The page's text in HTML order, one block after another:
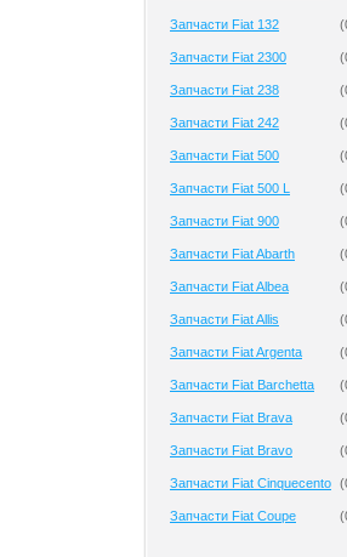
Запчасти Fiat 132 (
Запчасти Fiat 2300 (
Запчасти Fiat 238 (
Запчасти Fiat 242 (
Запчасти Fiat 500 (
Запчасти Fiat 500 L (
Запчасти Fiat 900 (
Запчасти Fiat Abarth (
Запчасти Fiat Albea (
Запчасти Fiat Allis (
Запчасти Fiat Argenta (
Запчасти Fiat Barchetta (
Запчасти Fiat Brava (
Запчасти Fiat Bravo (
Запчасти Fiat Cinquecento (
Запчасти Fiat Coupe (